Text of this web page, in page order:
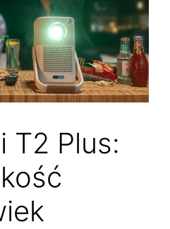
T2 Plus: